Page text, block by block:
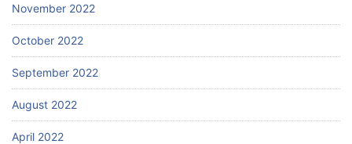
November 2022
October 2022
September 2022
August 2022
April 2022